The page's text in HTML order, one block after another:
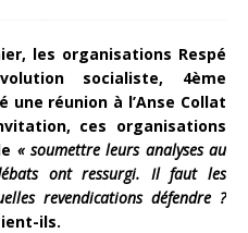
les organisations Respé
socialiste, 4ème
réunion à l’Anse Collat
ces organisations
« soumettre leurs analyses au
ont ressurgi. Il faut les
revendications défendre ?
ils.